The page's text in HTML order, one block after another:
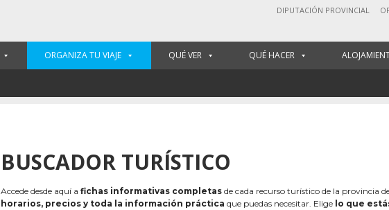
DIPUTACIÓN PROVINCIAL
ORGANIZA TU VIAJE QUÉ VER QUÉ HACER
BUSCADOR TURÍSTICO
Accede desde aquí a fichas informativas completas de cada recurso turístico de la provincia
horarios, precios y toda la información práctica que puedas necesitar. Elige lo que